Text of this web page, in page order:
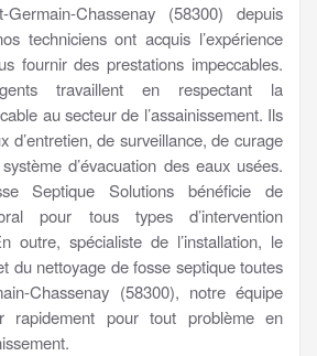
Chassenay (58300) depuis
techniciens ont acquis l’expérience
fournir des prestations impeccables.
travaillent en respectant la
au secteur de l’assainissement. Ils
d’entretien, de surveillance, de curage
d’évacuation des eaux usées.
Septique Solutions bénéficie de
pour tous types d’intervention
outre, spécialiste de l’installation, le
du nettoyage de fosse septique toutes
Chassenay (58300), notre équipe
rapidement pour tout problème en